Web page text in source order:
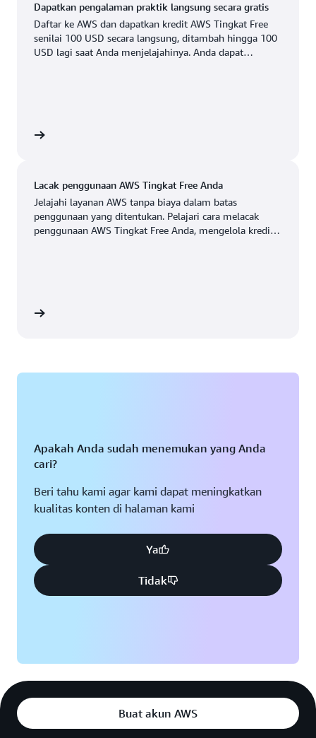
AS Timur (Ohio)
AS Barat (Oregon)
Boston, Massachusetts
Chicago, Illinois
Denver, Colorado
Houston, Texas
Jacksonville, Florida
Miami, Florida
Palo Alto, California
Phoenix, Arizona
San Jose, California
Seattle, Washington
Dapatkan pengalaman praktik langsung secara gratis
Daftar ke AWS dan dapatkan kredit AWS Tingkat Free
senilai 100 USD secara langsung, ditambah hingga 100
USD lagi saat Anda menjelajahinya. Anda dapat
Lacak penggunaan AWS Tingkat Free Anda
Jelajahi layanan AWS tanpa biaya dalam batas
penggunaan yang ditentukan. Pelajari cara melacak
penggunaan AWS Tingkat Free Anda, mengelola kredit,
Apakah Anda sudah menemukan yang Anda
cari?
Beri tahu kami agar kami dapat meningkatkan
kualitas konten di halaman kami
Ya
Tidak
Buat akun AWS